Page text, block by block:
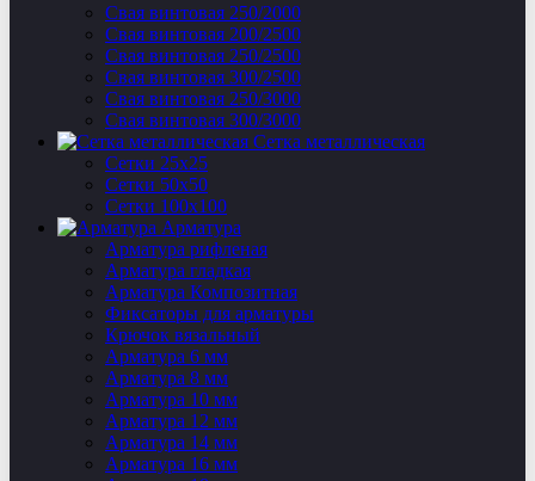
Свая винтовая 250/2000
Свая винтовая 200/2500
Свая винтовая 250/2500
Свая винтовая 300/2500
Свая винтовая 250/3000
Свая винтовая 300/3000
Сетка металлическая
Сетки 25х25
Сетки 50х50
Сетки 100х100
Арматура
Арматура рифленая
Арматура гладкая
Арматура Композитная
Фиксаторы для арматуры
Крючок вязальный
Арматура 6 мм
Арматура 8 мм
Арматура 10 мм
Арматура 12 мм
Арматура 14 мм
Арматура 16 мм